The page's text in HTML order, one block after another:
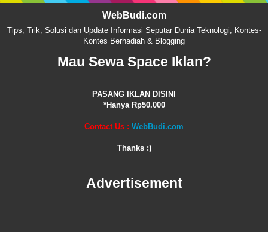
WebBudi.com
Tips, Trik, Solusi dan Update Informasi Seputar Dunia Teknologi, Kontes-
Kontes Berhadiah & Blogging
Mau Sewa Space Iklan?
PASANG IKLAN DISINI
*Hanya Rp50.000
Contact Us : WebBudi.com
Thanks :)
Advertisement